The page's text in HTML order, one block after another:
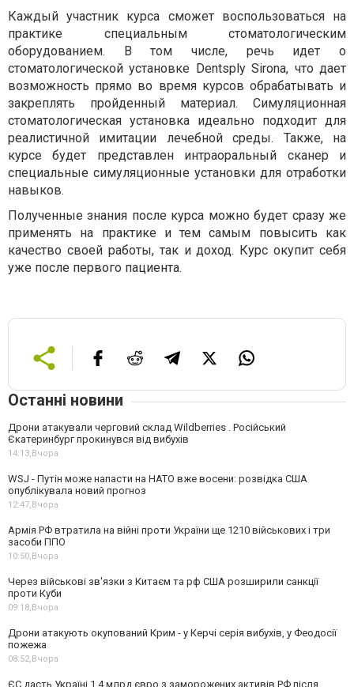
Каждый участник курса сможет воспользоваться на
практике специальным стоматологическим
оборудованием. В том числе, речь идет о
стоматологической установке Dentsply Sirona, что дает
возможность прямо во время курсов обрабатывать и
закреплять пройденный материал. Симуляционная
стоматологическая установка идеально подходит для
реалистичной имитации лечебной среды. Также, на
курсе будет представлен интраоральный сканер и
специальные симуляционные установки для отработки
навыков.
Полученные знания после курса можно будет сразу же
применять на практике и тем самым повысить как
качество своей работы, так и доход. Курс окупит себя
уже после первого пациента.
Останні новини
Дрони атакували черговий склад Wildberries . Російський
Єкатеринбург прокинувся від вибухів
14:13, Вчора
WSJ - Путін може напасти на НАТО вже восени: розвідка США
опублікувала новий прогноз
12:47, Вчора
Армія РФ втратила на війні проти України ще 1210 військових і три
засоби ППО
10:50, Вчора
Через військові зв'язки з Китаєм та рф США розширили санкції
проти Куби
09:18, Вчора
Дрони атакують окупований Крим - у Керчі серія вибухів, у Феодосії
пожежа
08:52, Вчора
ЄС дасть Україні 1,4 млрд євро з заморожених активів РФ після